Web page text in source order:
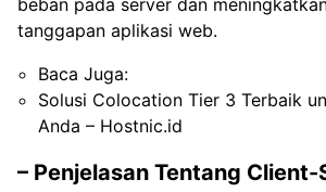
tanggapan aplikasi web.
Baca Juga:
Solusi Colocation Tier 3 Terbaik
Anda – Hostnic.id
– Penjelasan Tentang